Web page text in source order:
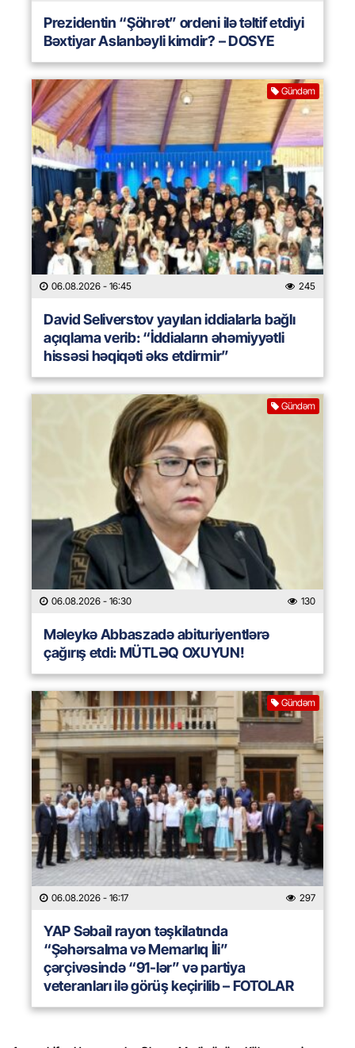
Prezidentin “Şöhrət” ordeni ilə təltif etdiyi
Bəxtiyar Aslanbəyli kimdir? – DOSYE
Gündəm
06.08.2026 - 16:45 245
David Seliverstov yayılan iddialarla bağlı
açıqlama verib: “İddiaların əhəmiyyətli
hissəsi həqiqəti əks etdirmir”
Gündəm
06.08.2026 - 16:30 130
Məleykə Abbaszadə abituriyentlərə
çağırış etdi: MÜTLƏQ OXUYUN!
Gündəm
06.08.2026 - 16:17 297
YAP Səbail rayon təşkilatında
“Şəhərsalma və Memarlıq İli”
çərçivəsində “91-lər” və partiya
veteranları ilə görüş keçirilib – FOTOLAR